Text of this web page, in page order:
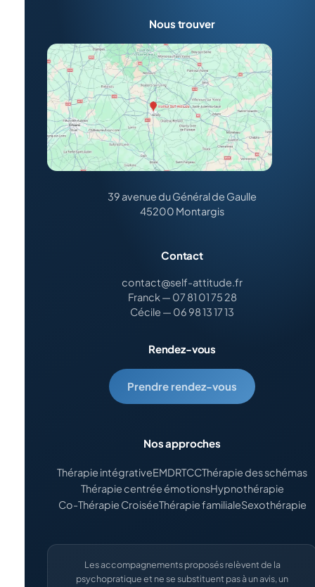
Nous trouver
39 avenue du Général de Gaulle
45200 Montargis
Contact
contact@self-attitude.fr
Franck — 07 81 01 75 28
Cécile — 06 98 13 17 13
Rendez-vous
Prendre rendez-vous
Nos approches
Thérapie intégrativeEMDRTCCThérapie des schémas
Thérapie centrée émotionsHypnothérapie
Co-Thérapie CroiséeThérapie familialeSexothérapie
Les accompagnements proposés relèvent de la
psychopratique et ne se substituent pas à un avis, un